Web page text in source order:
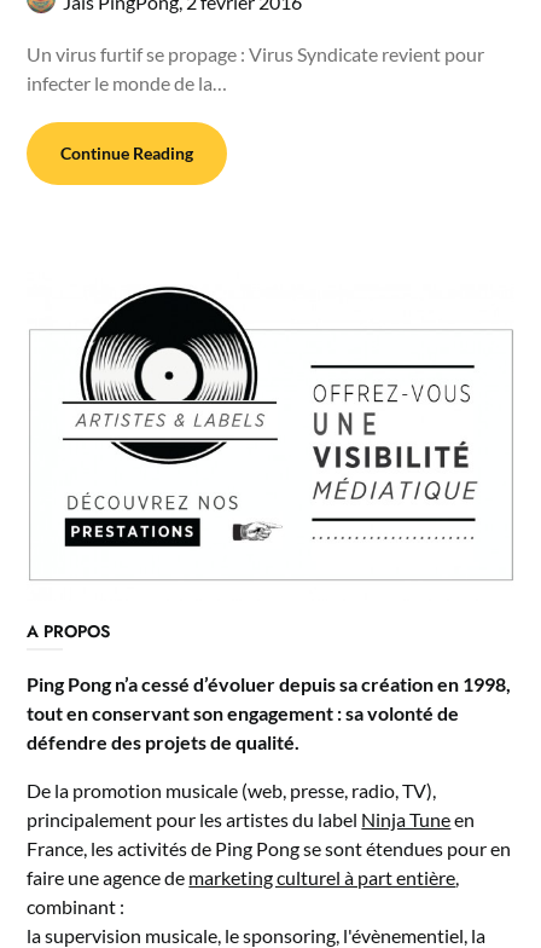
Un virus furtif se propage : Virus Syndicate revient pour
infecter le monde de la…
Continue Reading
A PROPOS
Ping Pong n’a cessé d’évoluer depuis sa création en 1998,
tout en conservant son engagement : sa volonté de
défendre des projets de qualité.
De la promotion musicale (web, presse, radio, TV),
principalement pour les artistes du label Ninja Tuneen
France, les activités de Ping Pong se sont étendues pour en
faire une agence de marketing culturel à part entière
combinant :
la supervision musicale, le sponsoring, l'évènementiel, la